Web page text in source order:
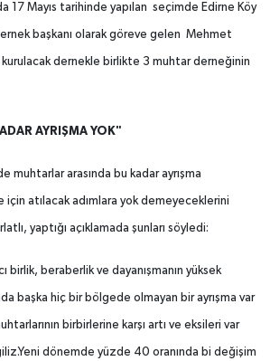
17 Mayıs tarihinde yapılan seçimde Edirne Köy
başkanı olarak göreve gelen Mehmet
kurulacak dernekle birlikte 3 muhtar derneğinin
AYRIŞMA YOK"
muhtarlar arasında bu kadar ayrışma
için atılacak adımlara yok demeyeceklerini
yaptığı açıklamada şunları söyledi:
birlik, beraberlik ve dayanışmanın yüksek
başka hiç bir bölgede olmayan bir ayrışma var
birbirlerine karşı artı ve eksileri var
dönemde yüzde 40 oranında bi değişim